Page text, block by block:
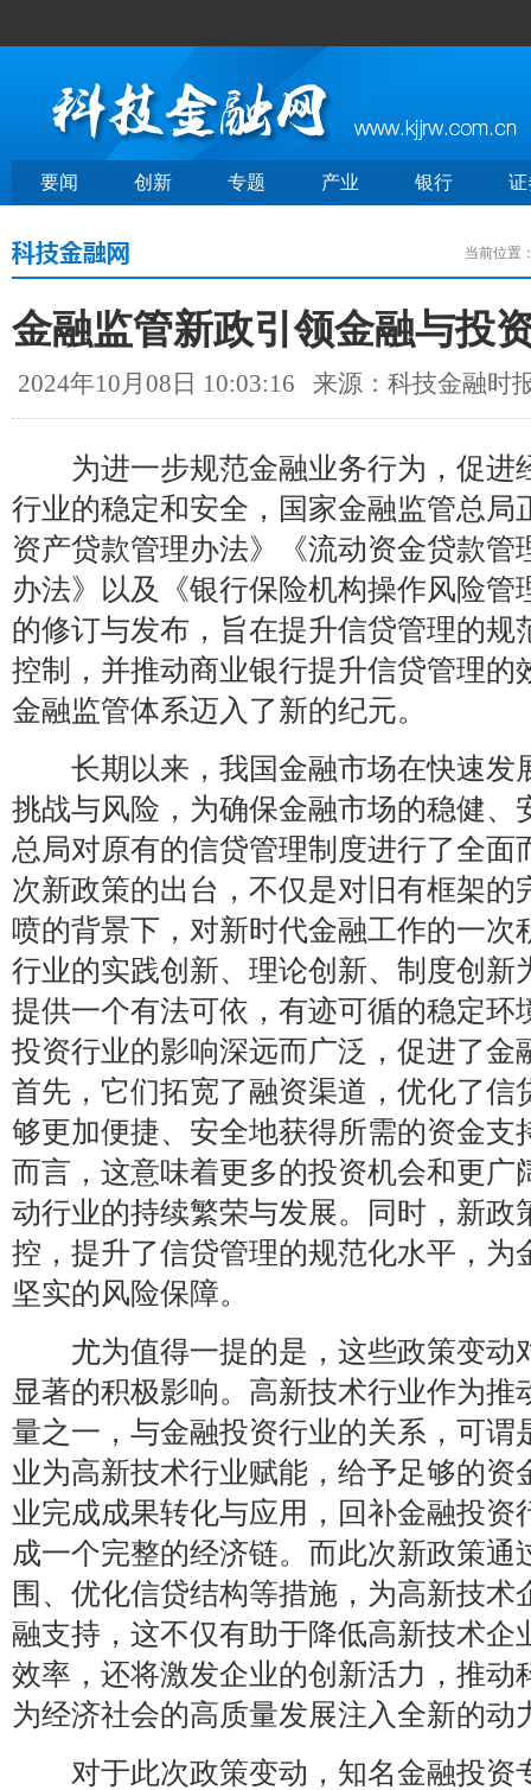
要闻 创新 专题 产业 银行 证
当前位置
金融监管新政引领金融与投
2024年10月08日 10:03:16 来源：科技金融时
为进一步规范金融业务行为，促进
行业的稳定和安全，国家金融监管总局
资产贷款管理办法》《流动资金贷款管
办法》以及《银行保险机构操作风险管
的修订与发布，旨在提升信贷管理的规
控制，并推动商业银行提升信贷管理的
金融监管体系迈入了新的纪元。
长期以来，我国金融市场在快速发
挑战与风险，为确保金融市场的稳健、
总局对原有的信贷管理制度进行了全面
次新政策的出台，不仅是对旧有框架的
喷的背景下，对新时代金融工作的一次
行业的实践创新、理论创新、制度创新
提供一个有法可依，有迹可循的稳定环
投资行业的影响深远而广泛，促进了金
首先，它们拓宽了融资渠道，优化了信
够更加便捷、安全地获得所需的资金支
而言，这意味着更多的投资机会和更广
动行业的持续繁荣与发展。同时，新政
控，提升了信贷管理的规范化水平，为
坚实的风险保障。
尤为值得一提的是，这些政策变动
显著的积极影响。高新技术行业作为推
量之一，与金融投资行业的关系，可谓
业为高新技术行业赋能，给予足够的资
业完成成果转化与应用，回补金融投资
成一个完整的经济链。而此次新政策通
围、优化信贷结构等措施，为高新技术
融支持，这不仅有助于降低高新技术企
效率，还将激发企业的创新活力，推动
为经济社会的高质量发展注入全新的动
对于此次政策变动，知名金融投资